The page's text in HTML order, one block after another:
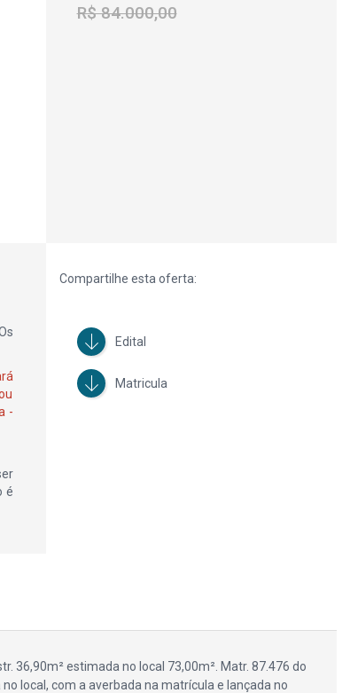
R$ 84.000,00
-
é
Compartilhe esta oferta:
Edital
Matricula
36,90m² estimada no local 73,00m². Matr. 87.476 do
local, com a averbada na matrícula e lançada no